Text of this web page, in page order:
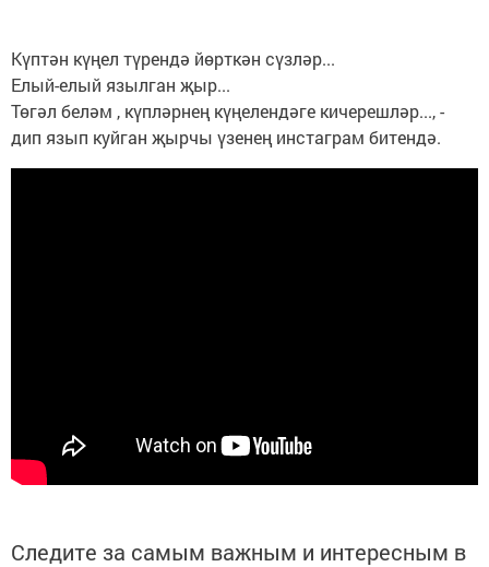
Күптән күңел түрендә йөрткән сүзләр...
Елый-елый язылган җыр...
Төгәл беләм , күпләрнең күңелендәге кичерешләр..., -
дип язып куйган җырчы үзенең инстаграм битендә.
Следите за самым важным и интересным в